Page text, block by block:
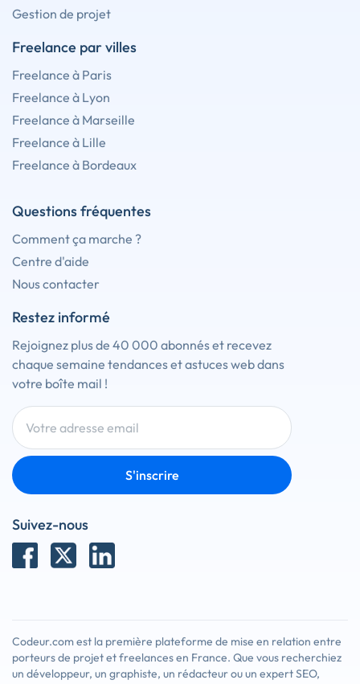
Gestion de projet
Freelance par villes
Freelance à Paris
Freelance à Lyon
Freelance à Marseille
Freelance à Lille
Freelance à Bordeaux
Questions fréquentes
Comment ça marche ?
Centre d'aide
Nous contacter
Restez informé
Rejoignez plus de 40 000 abonnés et recevez
chaque semaine tendances et astuces web dans
votre boîte mail !
S'inscrire
Suivez-nous
Codeur.com est la première plateforme de mise en relation entre
porteurs de projet et freelances en France. Que vous recherchiez
un développeur, un graphiste, un rédacteur ou un expert SEO,